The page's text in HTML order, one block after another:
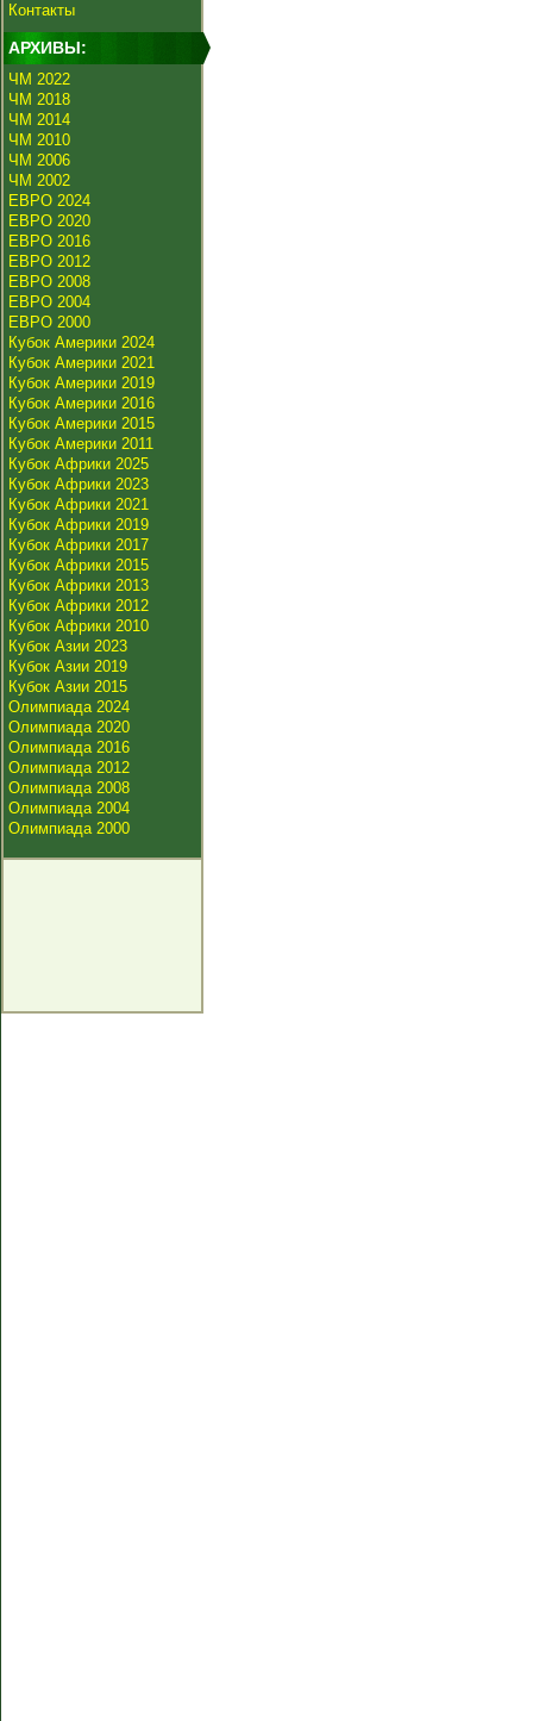
Контакты
АРХИВЫ:
ЧМ 2022
ЧМ 2018
ЧМ 2014
ЧМ 2010
ЧМ 2006
ЧМ 2002
ЕВРО 2024
ЕВРО 2020
ЕВРО 2016
ЕВРО 2012
ЕВРО 2008
ЕВРО 2004
ЕВРО 2000
Кубок Америки 2024
Кубок Америки 2021
Кубок Америки 2019
Кубок Америки 2016
Кубок Америки 2015
Кубок Америки 2011
Кубок Африки 2025
Кубок Африки 2023
Кубок Африки 2021
Кубок Африки 2019
Кубок Африки 2017
Кубок Африки 2015
Кубок Африки 2013
Кубок Африки 2012
Кубок Африки 2010
Кубок Азии 2023
Кубок Азии 2019
Кубок Азии 2015
Олимпиада 2024
Олимпиада 2020
Олимпиада 2016
Олимпиада 2012
Олимпиада 2008
Олимпиада 2004
Олимпиада 2000